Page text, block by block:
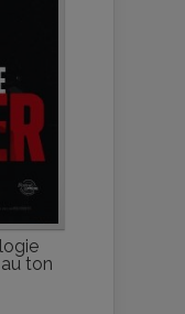
ton